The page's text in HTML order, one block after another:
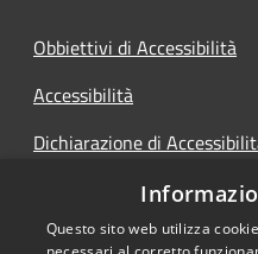
Obbiettivi di Accessibilità
Accessibilità
Dichiarazione di
Accesso Civico
Questo sito web utilizza